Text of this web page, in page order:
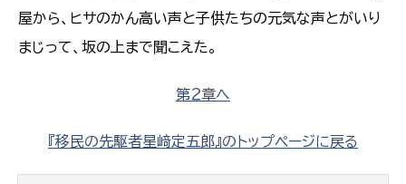
屋から、ヒサのかん高い声と子供たちの元気な声とがいり
まじって、坂の上まで聞こえた。
第２章へ
『移民の先駆者星﨑定五郎』のトップページに戻る